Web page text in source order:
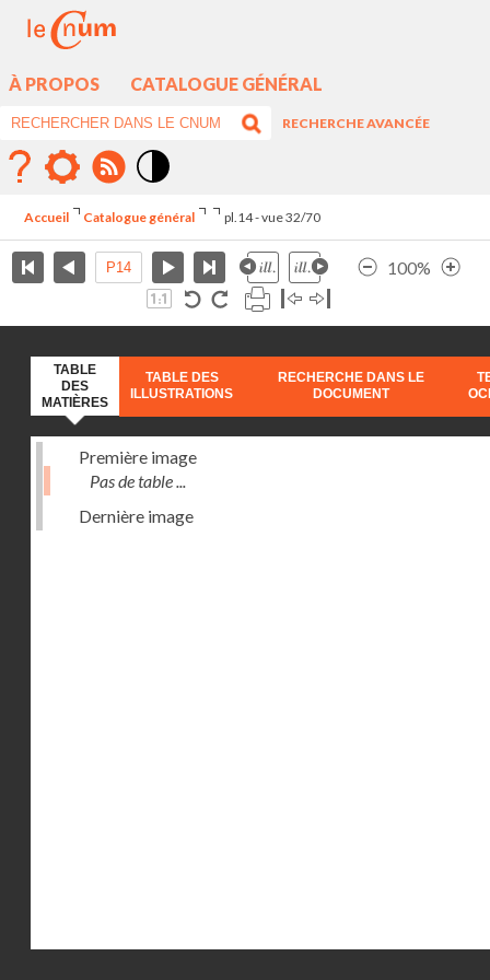
À PROPOS CATALOGUE GÉNÉRAL
RECHERCHE AVANCÉE
élévé
Accueil Catalogue général pl.14 - vue 32/70
100%
TABLE
DES
MATIÈRES
TABLE DES
ILLUSTRATIONS
RECHERCHE DANS LE
DOCUMENT
Première image
Pas de table ...
Dernière image